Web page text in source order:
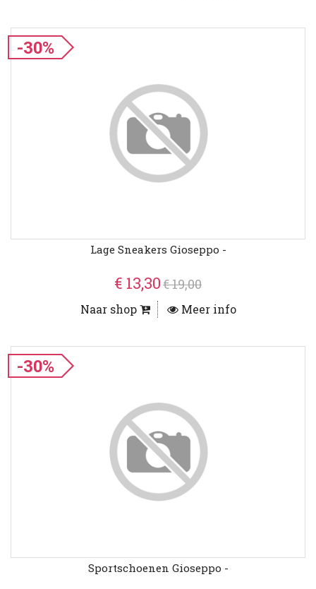
-30%
Lage Sneakers Gioseppo -
€ 13,30€ 19,00
Naar shop Meer info
-30%
Sportschoenen Gioseppo -